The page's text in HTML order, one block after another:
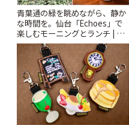
青葉通の緑を眺めながら、静か
な時間を。仙台「Echoes」で
楽しむモーニングとランチ | こ
とりっぷ